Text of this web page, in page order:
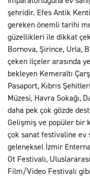
şehridir. Efes Antik
gereken önemli tarihi
güzellikleri ile dikkat
Bornova, Şirince, Urla,
çeken ilçeler arasında
bekleyen Kemeraltı
Pasaport, Kıbrıs
Müzesi, Havra Sokağı,
daha pek çok gözde
Gelişmiş ve popüler bir
çok sanat festivaline ev
geleneksel İzmir
Ot Festivalı,
Film/Video Festivalı